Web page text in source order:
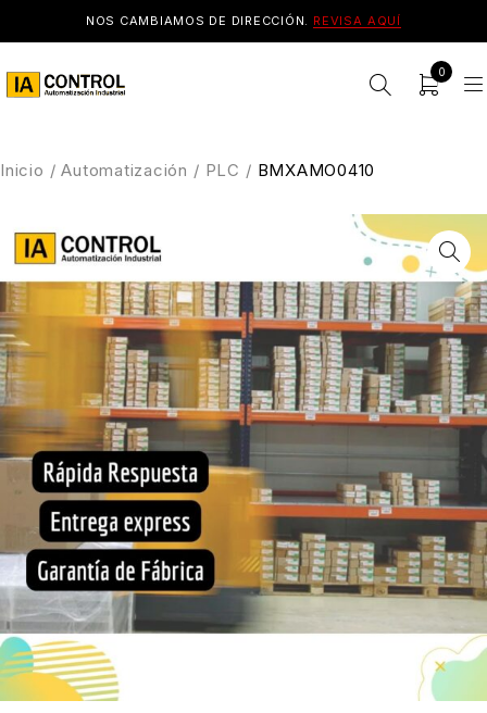
NOS CAMBIAMOS DE DIRECCIÓN. REVISA AQUÍ
0
Inicio / Automatización / PLC / BMXAMO0410